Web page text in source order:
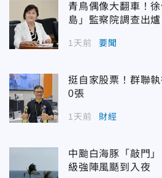
青鳥偶像大翻車！
島」監察院調查出爐
1天前 要聞
挺自家股票！群聯
0張
1天前 財經
中颱白海豚「敲門
級強陣風颳到入夜